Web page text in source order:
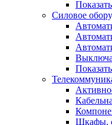
Силовое
Шкафы,